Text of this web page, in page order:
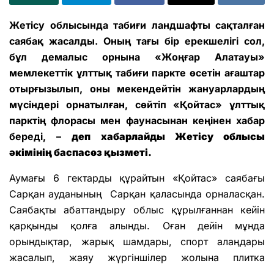
Жетісу облысында табиғи ландшафты сақталған
саябақ жасалды. Оның тағы бір ерекшелігі сол,
бұл демалыс орнына «Жоңғар Алатауы»
мемлекеттік ұлттық табиғи паркте өсетін ағаштар
отырғызылып, оны мекендейтін жануарлардың
мүсіндері орнатылған, сөйтіп «Қойтас» ұлттық
парктің флорасы мен фаунасынан кеңінен хабар
береді, –деп хабарлайды Жетісу облысы
әкімінің баспасөз қызметі.
Аумағы 6 гектарды құрайтын «Қойтас» саябағы
Сарқан ауданының Сарқан қаласында орналасқан.
Саябақты абаттандыру облыс құрылғаннан кейін
қарқынды қолға алынды. Оған дейін мұнда
орындықтар, жарық шамдары, спорт алаңдары
жасалып, жаяу жүргіншілер жолына плитка